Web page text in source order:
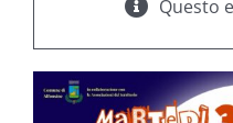
Questo